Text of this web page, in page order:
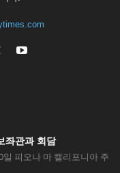
좌관과 회담
피오나 마 캘리포니아 주